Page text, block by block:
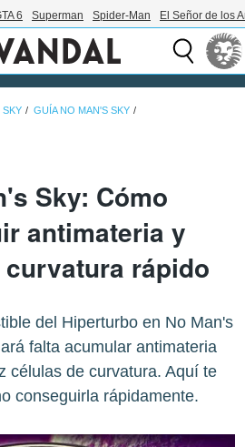
6 Superman Spider-Man El Señor de los
SKY GUÍA NO MAN'S SKY
Sky: Cómo
antimateria y
rápido
del Hiperturbo en No Man's
falta acumular antimateria
células de curvatura. Aquí te
conseguirla rápidamente.